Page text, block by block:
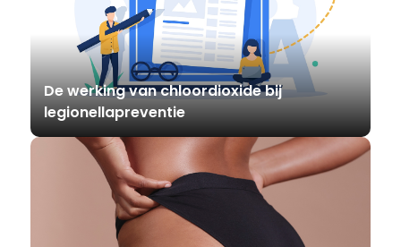
De werking van chloordioxide bij
legionellapreventie